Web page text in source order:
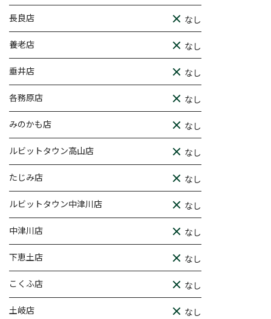
長良店 なし
養老店 なし
垂井店 なし
各務原店 なし
みのかも店 なし
ルビットタウン高山店 なし
たじみ店 なし
ルビットタウン中津川店 なし
中津川店 なし
下恵土店 なし
こくふ店 なし
土岐店 なし